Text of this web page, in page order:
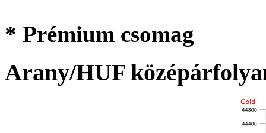
* Prémium csomag
Arany/HUF